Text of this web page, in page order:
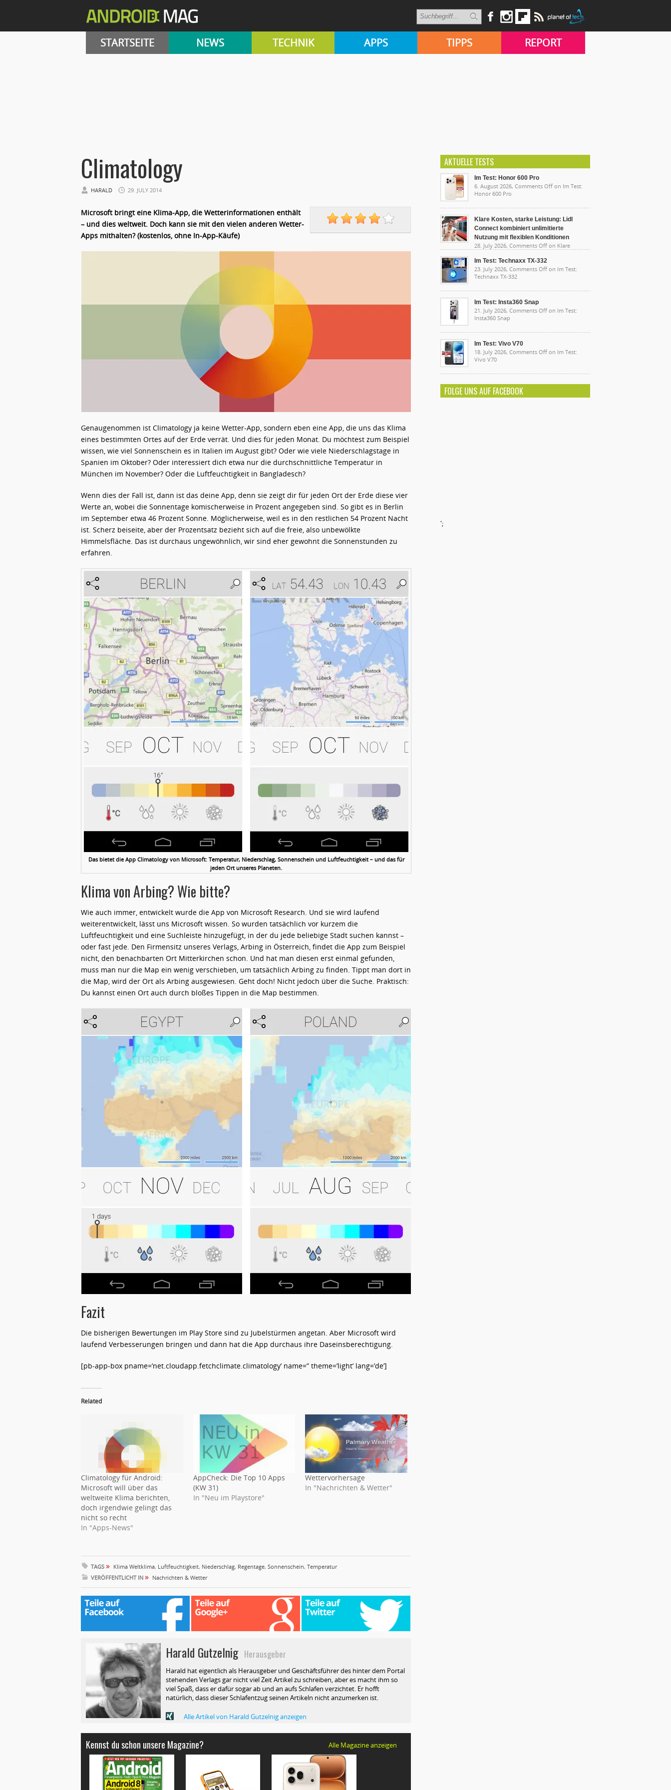
STARTSEITE NEWS TECHNIK APPS TIPPS REPORT
Climatology
HARALD 29. JULY 2014
Microsoft bringt eine Klima-App, die Wetterinformationen enthält
– und dies weltweit. Doch kann sie mit den vielen anderen Wetter-
Apps mithalten? (kostenlos, ohne In-App-Käufe)
Genaugenommen ist Climatology ja keine Wetter-App, sondern eben eine App, die uns das Klima
eines bestimmten Ortes auf der Erde verrät. Und dies für jeden Monat. Du möchtest zum Beispiel
wissen, wie viel Sonnenschein es in Italien im August gibt? Oder wie viele Niederschlagstage in
Spanien im Oktober? Oder interessiert dich etwa nur die durchschnittliche Temperatur in
München im November? Oder die Luftfeuchtigkeit in Bangladesch?
Wenn dies der Fall ist, dann ist das deine App, denn sie zeigt dir für jeden Ort der Erde diese vier
Werte an, wobei die Sonnentage komischerweise in Prozent angegeben sind. So gibt es in Berlin
im September etwa 46 Prozent Sonne. Möglicherweise, weil es in den restlichen 54 Prozent Nacht
ist. Scherz beiseite, aber der Prozentsatz bezieht sich auf die freie, also unbewölkte
Himmelsfläche. Das ist durchaus ungewöhnlich, wir sind eher gewohnt die Sonnenstunden zu
erfahren.
Das bietet die App Climatology von Microsoft: Temperatur, Niederschlag, Sonnenschein und Luftfeuchtigkeit – und das für
jeden Ort unseres Planeten.
Klima von Arbing? Wie bitte?
Wie auch immer, entwickelt wurde die App von Microsoft Research. Und sie wird laufend
weiterentwickelt, lässt uns Microsoft wissen. So wurden tatsächlich vor kurzem die
Luftfeuchtigkeit und eine Suchleiste hinzugefügt, in der du jede beliebige Stadt suchen kannst –
oder fast jede. Den Firmensitz unseres Verlags, Arbing in Österreich, findet die App zum Beispiel
nicht, den benachbarten Ort Mitterkirchen schon. Und hat man diesen erst einmal gefunden,
muss man nur die Map ein wenig verschieben, um tatsächlich Arbing zu finden. Tippt man dort in
die Map, wird der Ort als Arbing ausgewiesen. Geht doch! Nicht jedoch über die Suche. Praktisch:
Du kannst einen Ort auch durch bloßes Tippen in die Map bestimmen.
Fazit
Die bisherigen Bewertungen im Play Store sind zu Jubelstürmen angetan. Aber Microsoft wird
laufend Verbesserungen bringen und dann hat die App durchaus ihre Daseinsberechtigung.
[pb-app-box pname=’net.cloudapp.fetchclimate.climatology’ name=” theme=’light’ lang=’de’]
Related
Climatology für Android:
Microsoft will über das
weltweite Klima berichten,
doch irgendwie gelingt das
nicht so recht
In "Apps-News"
AppCheck: Die Top 10 Apps
(KW 31)
In "Neu im Playstore"
Wettervorhersage
In "Nachrichten & Wetter"
TAGS » Klima Weltklima, Luftfeuchtigkeit, Niederschlag, Regentage, Sonnenschein, Temperatur
VERÖFFENTLICHT IN » Nachrichten & Wetter
Harald GutzelnigHerausgeber
Harald hat eigentlich als Herausgeber und Geschäftsführer des hinter dem Portal
stehenden Verlags gar nicht viel Zeit Artikel zu schreiben, aber es macht ihm so
viel Spaß, dass er dafür sogar ab und an aufs Schlafen verzichtet. Er hofft
natürlich, dass dieser Schlafentzug seinen Artikeln nicht anzumerken ist.
Alle Artikel von Harald Gutzelnig anzeigen
Kennst du schon unsere Magazine? Alle Magazine anzeigen
AKTUELLE TESTS
Im Test: Honor 600 Pro
6. August 2026, Comments Off on Im Test:
Honor 600 Pro
Klare Kosten, starke Leistung: Lidl
Connect kombiniert unlimitierte
Nutzung mit flexiblen Konditionen
28. July 2026, Comments Off on Klare
unlimitierte Nutzung mit flexiblen Konditionen
Im Test: Technaxx TX-332
23. July 2026, Comments Off on Im Test:
Technaxx TX-332
Im Test: Insta360 Snap
21. July 2026, Comments Off on Im Test:
Insta360 Snap
Im Test: Vivo V70
18. July 2026, Comments Off on Im Test:
Vivo V70
FOLGE UNS AUF FACEBOOK
';